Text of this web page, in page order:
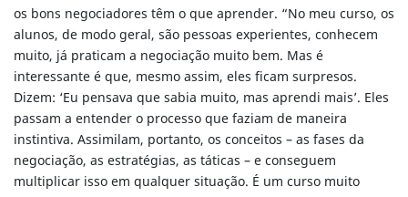
os bons negociadores têm o que aprender. “No meu curso, os
alunos, de modo geral, são pessoas experientes, conhecem
muito, já praticam a negociação muito bem. Mas é
interessante é que, mesmo assim, eles ficam surpresos.
Dizem: ‘Eu pensava que sabia muito, mas aprendi mais’. Eles
passam a entender o processo que faziam de maneira
instintiva. Assimilam, portanto, os conceitos – as fases da
negociação, as estratégias, as táticas – e conseguem
multiplicar isso em qualquer situação. É um curso muito